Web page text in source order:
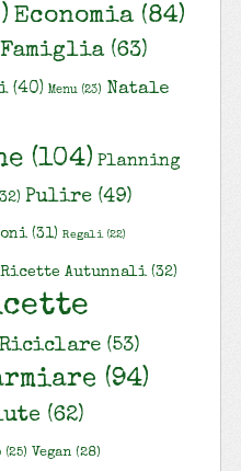
Economia(84)
Famiglia(63)
(40) Menu(23) Natale
(104) Planning
Pulire(49)
(31) Regali(22)
Ricette Autunnali(32)
(53)
(94)
(62)
(25) Vegan(28)